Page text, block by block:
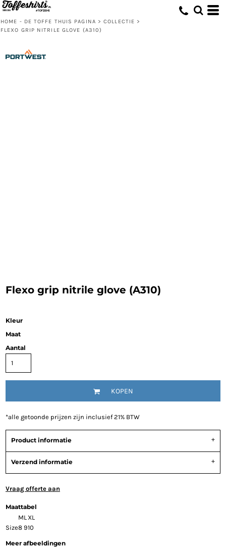
HOME - DE TOFFE THUIS PAGINA > COLLECTIE >
FLEXO GRIP NITRILE GLOVE (A310)
Flexo grip nitrile glove (A310)
Kleur
Maat
Aantal
KOPEN
*alle getoonde prijzen zijn inclusief 21% BTW
Product informatie
Verzend informatie
Vraag offerte aan
Maattabel
ML XL
Size8 910
Meer afbeeldingen